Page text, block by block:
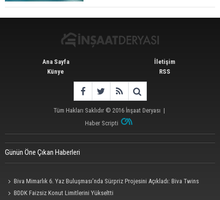
Ana Sayfa
Künye
İletişim
RSS
Tüm Hakları Saklıdır © 2016 İnşaat Deryası |
Haber Scripti
Günün Öne Çıkan Haberleri
Biva Mimarlık 6. Yaz Buluşması’nda Sürpriz Projesini Açıkladı: Biva Twins
BDDK Faizsiz Konut Limitlerini Yükseltti